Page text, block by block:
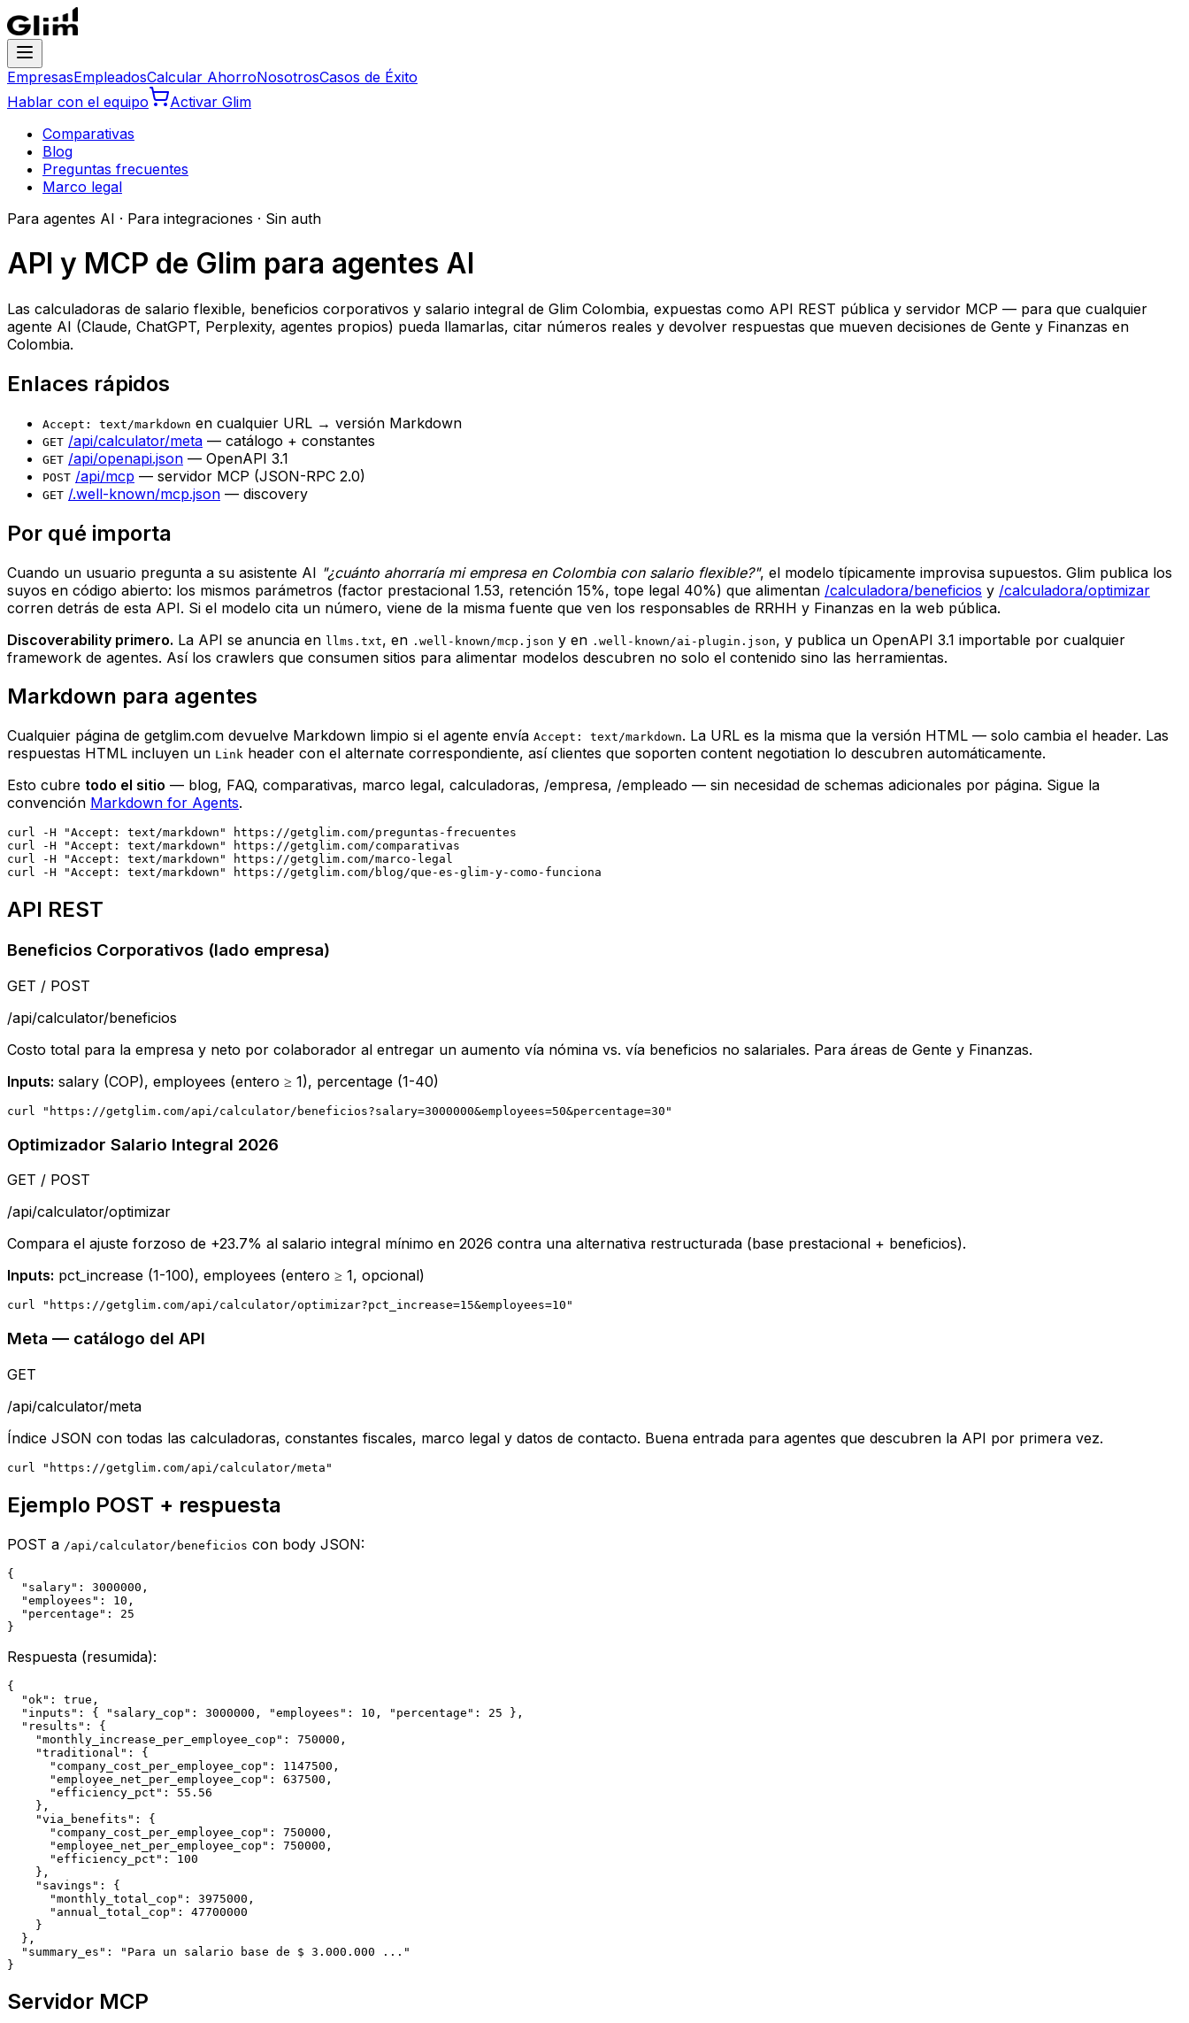
EmpresasEmpleadosCalcular AhorroNosotrosCasos de Éxito
Hablar con el equipo
Activar Glim
Comparativas
Blog
Preguntas frecuentes
Marco legal
Para agentes AI · Para integraciones · Sin auth
API y MCP de Glim para agentes AI
Las calculadoras de salario flexible, beneficios corporativos y salario integral de Glim Colombia, expuestas como API REST pública y servidor MCP — para que cualquier
agente AI (Claude, ChatGPT, Perplexity, agentes propios) pueda llamarlas, citar números reales y devolver respuestas que mueven decisiones de Gente y Finanzas en
Colombia.
Enlaces rápidos
Accept: text/markdown en cualquier URL → versión Markdown
GET /api/calculator/meta — catálogo + constantes
GET /api/openapi.json — OpenAPI 3.1
POST /api/mcp — servidor MCP (JSON-RPC 2.0)
GET /.well-known/mcp.json — discovery
Por qué importa
Cuando un usuario pregunta a su asistente AI "¿cuánto ahorraría mi empresa en Colombia con salario flexible?", el modelo típicamente improvisa supuestos. Glim publica los
suyos en código abierto: los mismos parámetros (factor prestacional 1.53, retención 15%, tope legal 40%) que alimentan /calculadora/beneficios y /calculadora/optimizar
corren detrás de esta API. Si el modelo cita un número, viene de la misma fuente que ven los responsables de RRHH y Finanzas en la web pública.
Discoverability primero. La API se anuncia en llms.txt, en .well-known/mcp.json y en .well-known/ai-plugin.json, y publica un OpenAPI 3.1 importable por cualquier
framework de agentes. Así los crawlers que consumen sitios para alimentar modelos descubren no solo el contenido sino las herramientas.
Markdown para agentes
Cualquier página de getglim.com devuelve Markdown limpio si el agente envía Accept: text/markdown. La URL es la misma que la versión HTML — solo cambia el header. Las
respuestas HTML incluyen un Link header con el alternate correspondiente, así clientes que soporten content negotiation lo descubren automáticamente.
Esto cubre todo el sitio — blog, FAQ, comparativas, marco legal, calculadoras, /empresa, /empleado — sin necesidad de schemas adicionales por página. Sigue la
convención Markdown for Agents.
curl -H "Accept: text/markdown" https://getglim.com/preguntas-frecuentes
curl -H "Accept: text/markdown" https://getglim.com/comparativas
curl -H "Accept: text/markdown" https://getglim.com/marco-legal
curl -H "Accept: text/markdown" https://getglim.com/blog/que-es-glim-y-como-funciona
API REST
Beneficios Corporativos (lado empresa)
GET / POST
/api/calculator/beneficios
Costo total para la empresa y neto por colaborador al entregar un aumento vía nómina vs. vía beneficios no salariales. Para áreas de Gente y Finanzas.
Inputs: salary (COP), employees (entero ≥ 1), percentage (1-40)
curl "https://getglim.com/api/calculator/beneficios?salary=3000000&employees=50&percentage=30"
Optimizador Salario Integral 2026
GET / POST
/api/calculator/optimizar
Compara el ajuste forzoso de +23.7% al salario integral mínimo en 2026 contra una alternativa restructurada (base prestacional + beneficios).
Inputs: pct_increase (1-100), employees (entero ≥ 1, opcional)
curl "https://getglim.com/api/calculator/optimizar?pct_increase=15&employees=10"
Meta — catálogo del API
GET
/api/calculator/meta
Índice JSON con todas las calculadoras, constantes fiscales, marco legal y datos de contacto. Buena entrada para agentes que descubren la API por primera vez.
curl "https://getglim.com/api/calculator/meta"
Ejemplo POST + respuesta
POST a /api/calculator/beneficios con body JSON:
{
  "salary": 3000000,
  "employees": 10,
  "percentage": 25
}
Respuesta (resumida):
{
  "ok": true,
  "inputs": { "salary_cop": 3000000, "employees": 10, "percentage": 25 },
  "results": {
    "monthly_increase_per_employee_cop": 750000,
    "traditional": {
      "company_cost_per_employee_cop": 1147500,
      "employee_net_per_employee_cop": 637500,
      "efficiency_pct": 55.56
    },
    "via_benefits": {
      "company_cost_per_employee_cop": 750000,
      "employee_net_per_employee_cop": 750000,
      "efficiency_pct": 100
    },
    "savings": {
      "monthly_total_cop": 3975000,
      "annual_total_cop": 47700000
    }
  },
  "summary_es": "Para un salario base de $ 3.000.000 ..."
}
Servidor MCP